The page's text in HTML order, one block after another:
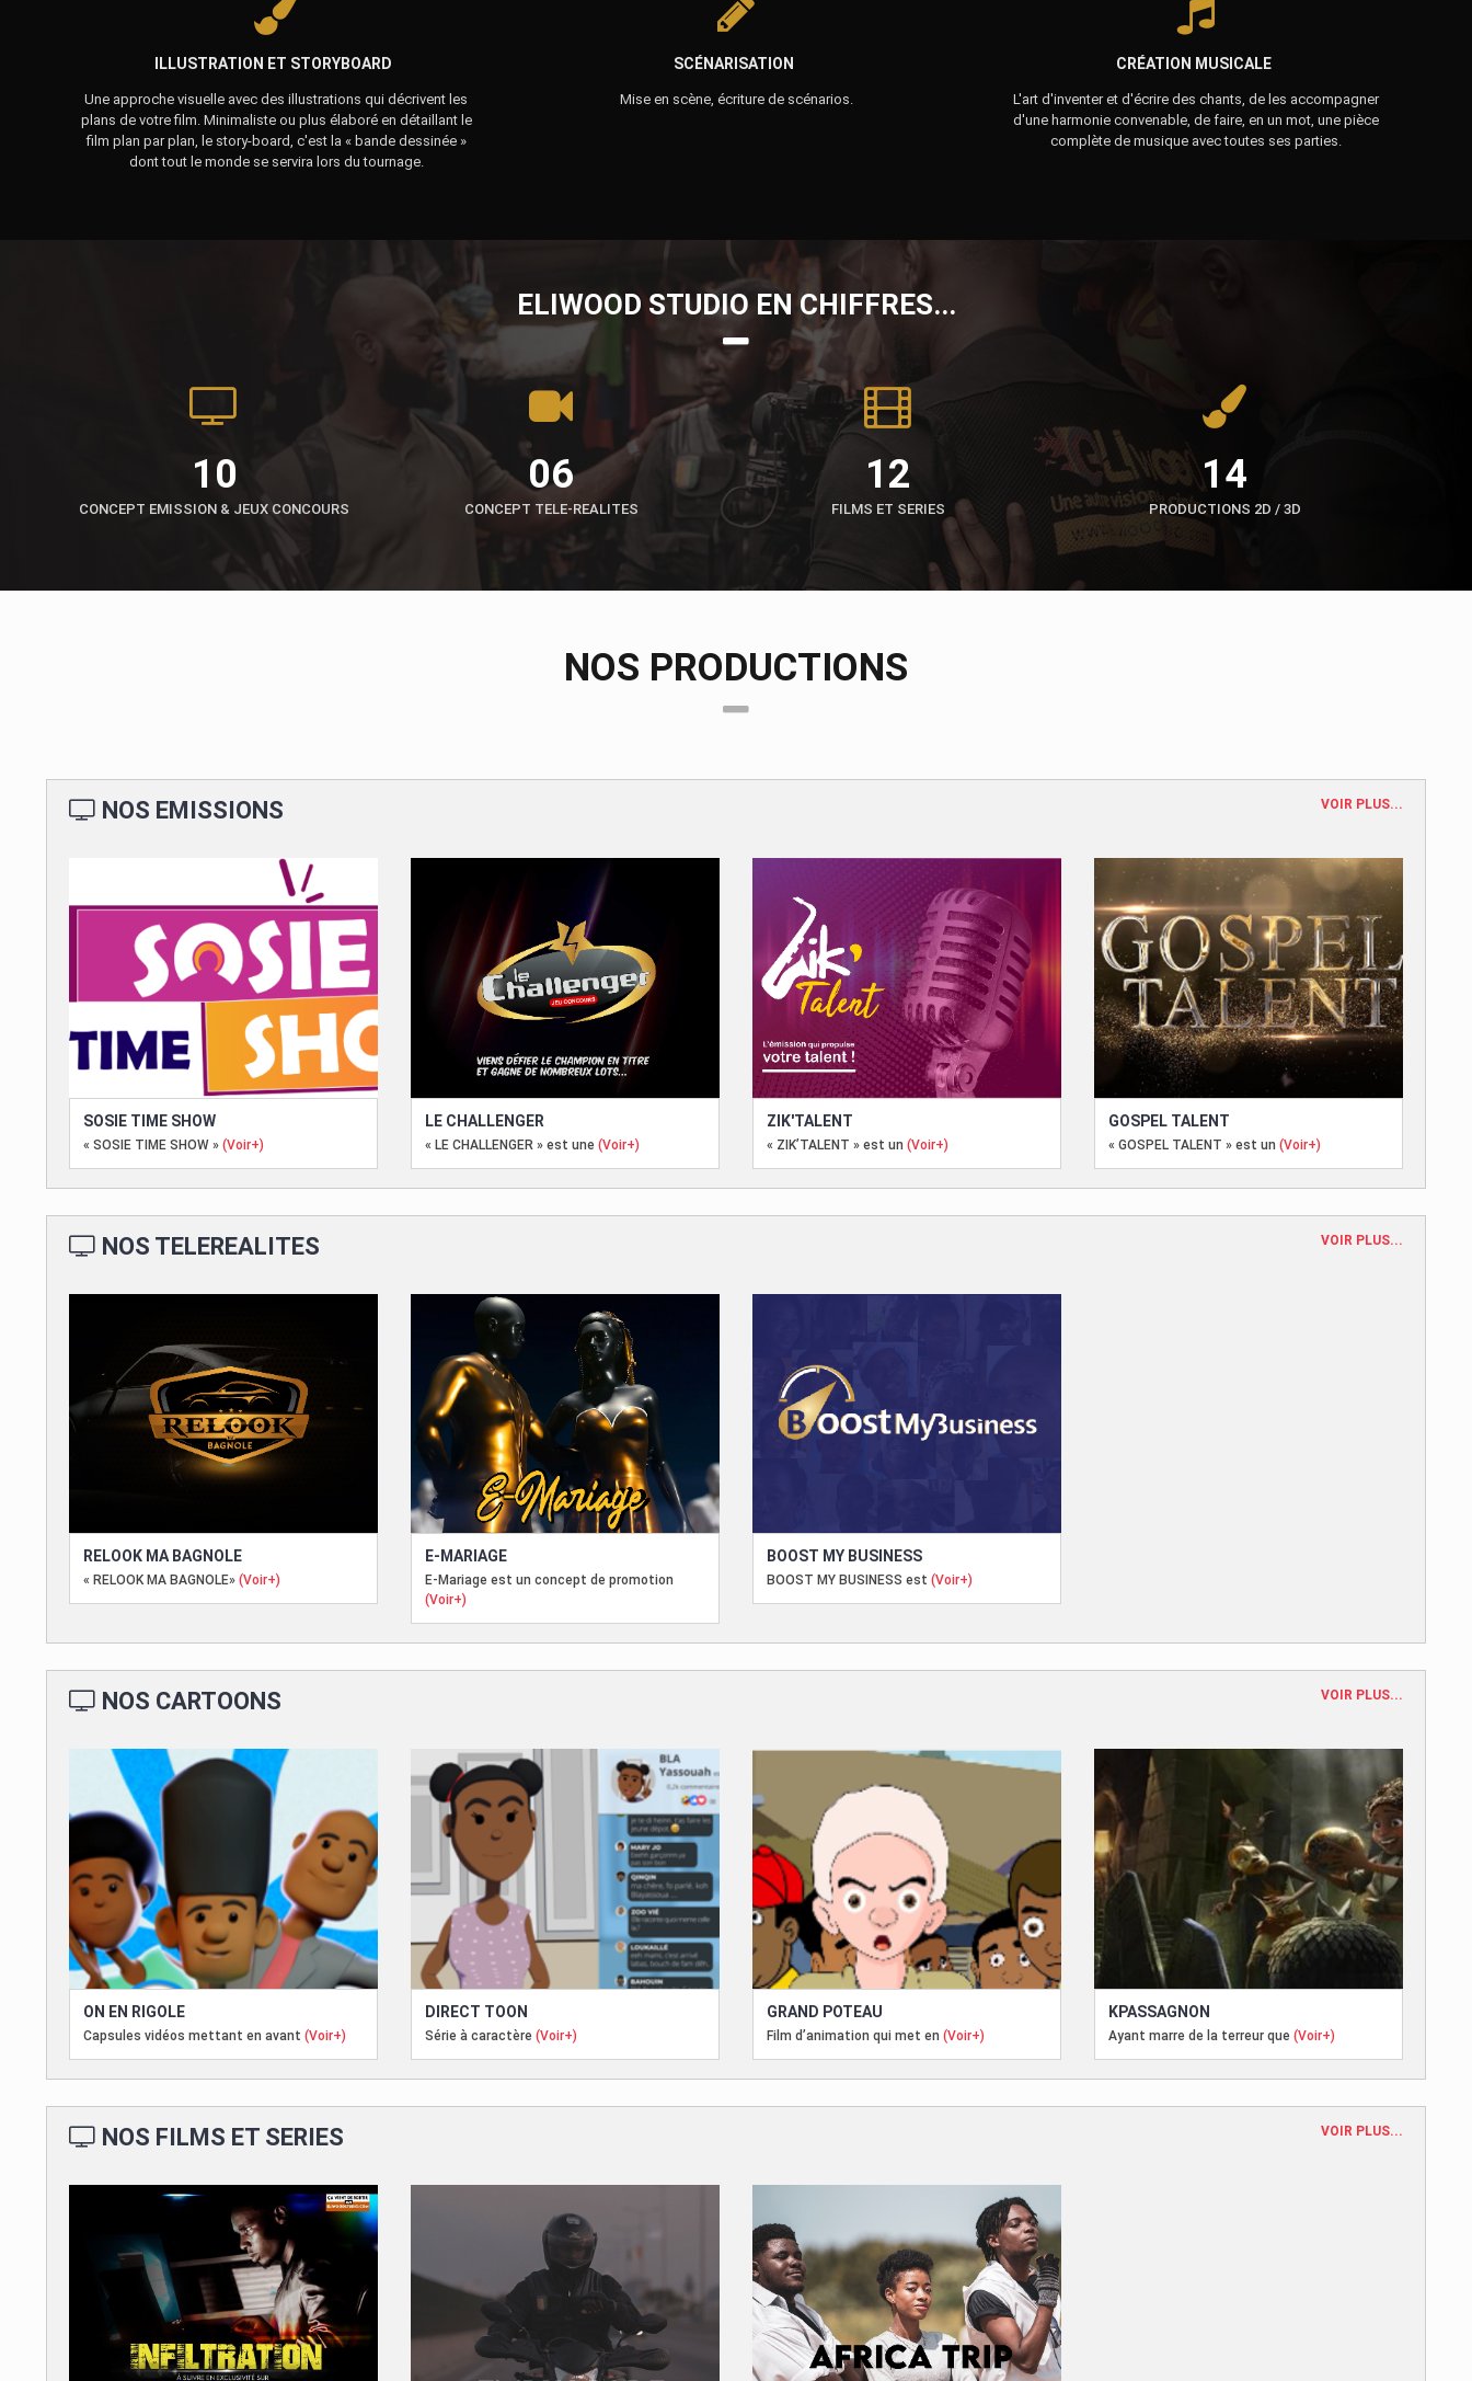
ILLUSTRATION ET STORYBOARD
Une approche visuelle avec des illustrations qui décrivent les
plans de votre film. Minimaliste ou plus élaboré en détaillant le
film plan par plan, le story-board, c'est la « bande dessinée »
dont tout le monde se servira lors du tournage.
SCÉNARISATION
Mise en scène, écriture de scénarios.
CRÉATION MUSICALE
L'art d'inventer et d'écrire des chants, de les accompagner
d'une harmonie convenable, de faire, en un mot, une pièce
complète de musique avec toutes ses parties.
ELIWOOD STUDIO EN CHIFFRES...
10
CONCEPT EMISSION & JEUX CONCOURS
06
CONCEPT TELE-REALITES
12
FILMS ET SERIES
14
PRODUCTIONS 2D / 3D
NOS PRODUCTIONS
NOS EMISSIONS VOIR PLUS...
SOSIE TIME SHOW
« SOSIE TIME SHOW » (Voir+)
LE CHALLENGER
« LE CHALLENGER » est une (Voir+)
ZIK'TALENT
« ZIK’TALENT » est un (Voir+)
GOSPEL TALENT
« GOSPEL TALENT » est un (Voir+)
NOS TELEREALITES VOIR PLUS...
RELOOK MA BAGNOLE
« RELOOK MA BAGNOLE» (Voir+)
E-MARIAGE
E-Mariage est un concept de promotion
(Voir+)
BOOST MY BUSINESS
BOOST MY BUSINESS est (Voir+)
NOS CARTOONS VOIR PLUS...
ON EN RIGOLE
Capsules vidéos mettant en avant (Voir+)
DIRECT TOON
Série à caractère (Voir+)
GRAND POTEAU
Film d’animation qui met en (Voir+)
KPASSAGNON
Ayant marre de la terreur que (Voir+)
NOS FILMS ET SERIES VOIR PLUS...